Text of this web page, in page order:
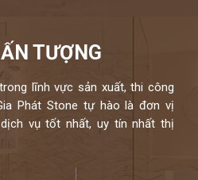
TƯỢNG
lĩnh vực sản xuất, thi công
Phát Stone tự hào là đơn vị
vụ tốt nhất, uy tín nhất thị